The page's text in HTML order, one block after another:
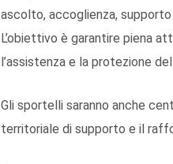
ascolto, accoglienza,
L’obiettivo è garantire piena
l’assistenza e la protezione
Gli sportelli saranno anche
territoriale di supporto e il